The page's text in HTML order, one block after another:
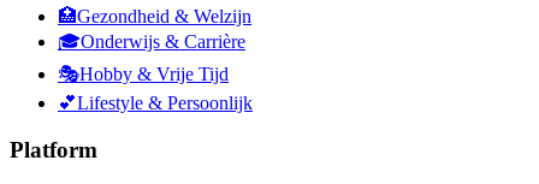
🏥Gezondheid & Welzijn
🎓Onderwijs & Carrière
🎭Hobby & Vrije Tijd
💕Lifestyle & Persoonlijk
Platform